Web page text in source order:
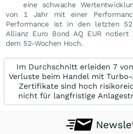
eine schwache
von 1 Jahr mit einer
Performance ist in den letzten
Allianz Euro Bond AQ EUR notiert
dem 52-Wochen Hoch.
Im Durchschnitt erleiden 7
Verluste beim Handel mit
Zertifikate sind hoch
nicht für langfristige